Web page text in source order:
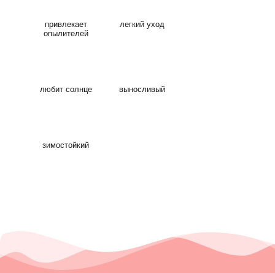
любит солнце